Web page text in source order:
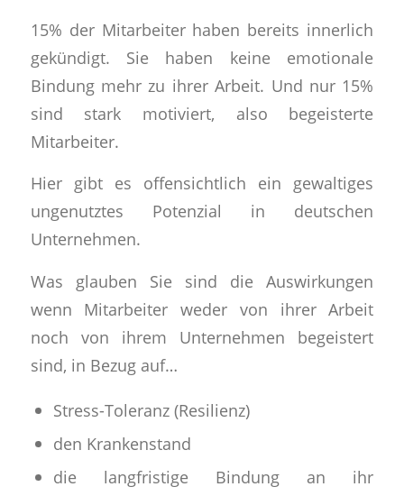
15% der Mitarbeiter haben bereits innerlich
gekündigt. Sie haben keine emotionale
Bindung mehr zu ihrer Arbeit. Und nur 15%
sind stark motiviert, also begeisterte
Mitarbeiter.
Hier gibt es offensichtlich ein gewaltiges
ungenutztes Potenzial in deutschen
Unternehmen.
Was glauben Sie sind die Auswirkungen
wenn Mitarbeiter weder von ihrer Arbeit
noch von ihrem Unternehmen begeistert
sind, in Bezug auf…
‍Stress-Toleranz (Resilienz)
‍den Krankenstand
‍die langfristige Bindung an ihr